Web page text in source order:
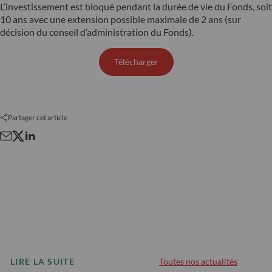
L’investissement est bloqué pendant la durée de vie du Fonds, soit
10 ans avec une extension possible maximale de 2 ans (sur
décision du conseil d’administration du Fonds).
Télécharger
Partager cet article
LIRE LA SUITE Toutes nos actualités